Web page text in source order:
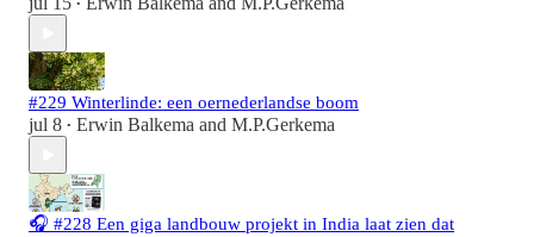
•
#229 Winterlinde: een oernederlandse boom
jul 8 • Erwin Balkema and M.P.Gerkema
🎧 #228 Een giga landbouw projekt in India laat zien dat